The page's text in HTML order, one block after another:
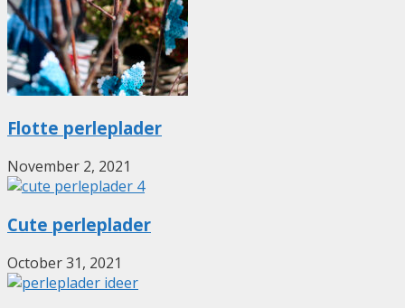
Flotte perleplader
November 2, 2021
Cute perleplader
October 31, 2021